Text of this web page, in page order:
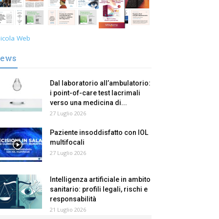
Web
Dal laboratorio all’ambulatorio:
i point-of-care test lacrimali
verso una medicina di...
27 Luglio 2026
Paziente insoddisfatto con IOL
multifocali
27 Luglio 2026
Intelligenza artificiale in ambito
sanitario: profili legali, rischi e
responsabilità
21 Luglio 2026